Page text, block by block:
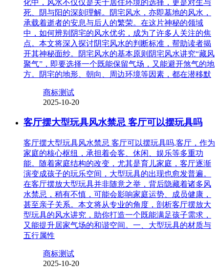
化中，风水不仅仅是关于居住环境的选择，更是对生与
死、阴与阳的深刻理解。阴宅风水，亦即墓地的风水，
承载着逝者的安息与后人的繁荣。在这片神秘的领域
中，如何辨别阴宅的风水优劣，成为了许多人关注的焦
点。本文将深入探讨阴宅风水的判断标准，帮助读者揭
开其神秘面纱。阴宅风水的基本原则阴宅风水讲究“藏风
聚气”，即要选择一个既能保留气场，又能避开煞气的地
方。阴宅的地形、朝向、周边环境等因素，都在潜移默
商标测试
2025-10-20
客厅摆大型玩具风水禁忌 客厅可以摆玩具吗
客厅摆大型玩具风水禁忌 客厅可以摆玩具吗,客厅，作为
家庭的核心枢纽，承担着会客、休闲、娱乐等多重功
能。随着家庭结构的改变，尤其是育儿家庭，客厅逐渐
演变成孩子的玩乐空间，大型玩具的出现也愈发普遍。
在客厅摆放大型玩具并非随意之举，背后隐藏着诸多风
水禁忌，稍有不慎，可能会影响家庭运势、成员健康，
甚至亲子关系。本文将从专业的角度，剖析客厅摆放大
型玩具的风水讲究，助你打造一个既能满足孩子需求，
又能提升居家气场的和谐空间。一、大型玩具的材质与
五行属性
商标测试
2025-10-20